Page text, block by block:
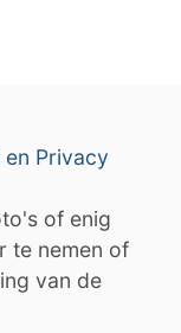
Privacy
of enig
te nemen of
van de